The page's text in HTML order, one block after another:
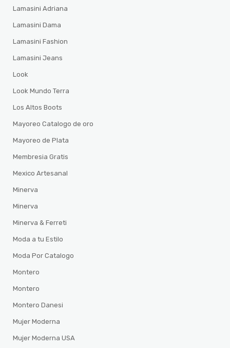
Lamasini Adriana
Lamasini Dama
Lamasini Fashion
Lamasini Jeans
Look
Look Mundo Terra
Los Altos Boots
Mayoreo Catalogo de oro
Mayoreo de Plata
Membresia Gratis
Mexico Artesanal
Minerva
Minerva
Minerva & Ferreti
Moda a tu Estilo
Moda Por Catalogo
Montero
Montero
Montero Danesi
Mujer Moderna
Mujer Moderna USA